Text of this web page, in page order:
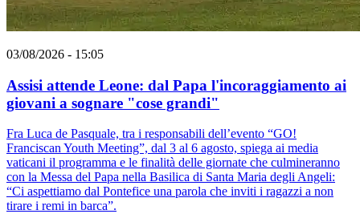
03/08/2026 - 15:05
Assisi attende Leone: dal Papa l'incoraggiamento ai
giovani a sognare "cose grandi"
Fra Luca de Pasquale, tra i responsabili dell’evento “GO!
Franciscan Youth Meeting”, dal 3 al 6 agosto, spiega ai media
vaticani il programma e le finalità delle giornate che culmineranno
con la Messa del Papa nella Basilica di Santa Maria degli Angeli:
“Ci aspettiamo dal Pontefice una parola che inviti i ragazzi a non
tirare i remi in barca”.